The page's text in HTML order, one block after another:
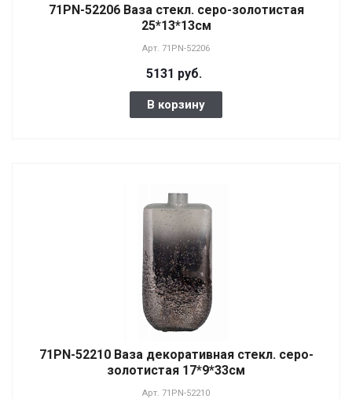
71PN-52206 Ваза стекл. серо-золотистая
25*13*13см
Арт. 71PN-52206
5131 руб.
В корзину
71PN-52210 Ваза декоративная стекл. серо-
золотистая 17*9*33см
Арт. 71PN-52210